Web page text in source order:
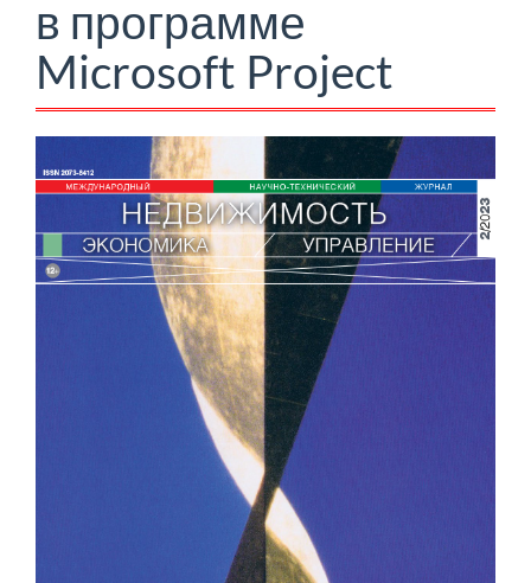
в программе
Microsoft Project
Боковая
панель
статьи